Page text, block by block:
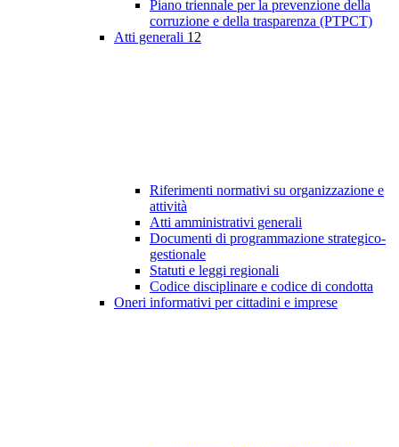
Piano triennale per la prevenzione della
corruzione e della trasparenza (PTPCT)
Atti generali 12
Riferimenti normativi su organizzazione e
attività
Atti amministrativi generali
Documenti di programmazione strategico-
gestionale
Statuti e leggi regionali
Codice disciplinare e codice di condotta
Oneri informativi per cittadini e imprese